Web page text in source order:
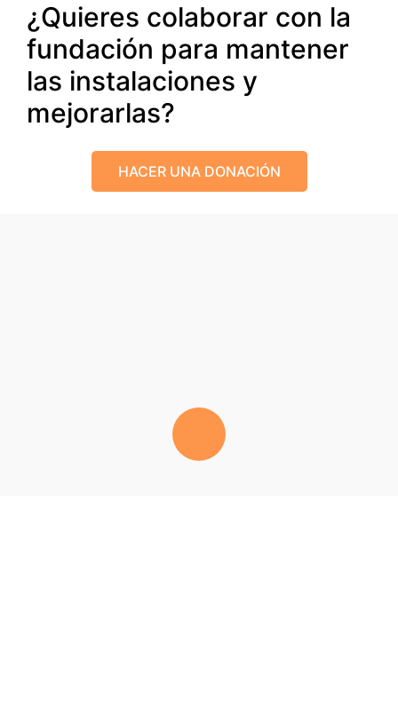
¿Quieres colaborar con la
fundación para mantener
las instalaciones y
mejorarlas?
HACER UNA DONACIÓN